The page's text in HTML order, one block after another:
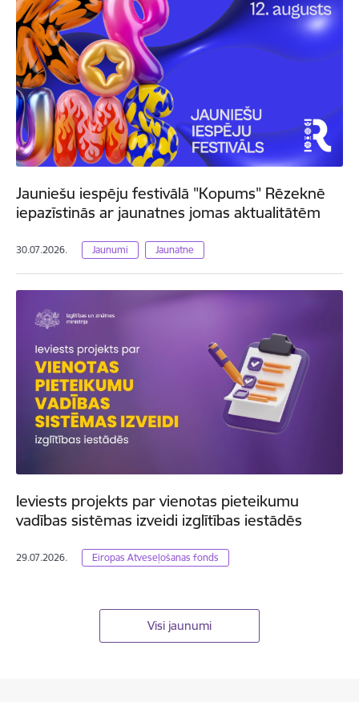
Jauniešu iespēju festivālā "Kopums" Rēzeknē
iepazīstinās ar jaunatnes jomas aktualitātēm
30.07.2026. Jaunumi Jaunatne
Ieviests projekts par vienotas pieteikumu
vadības sistēmas izveidi izglītības iestādēs
29.07.2026. Eiropas Atveseļošanas fonds
Visi jaunumi